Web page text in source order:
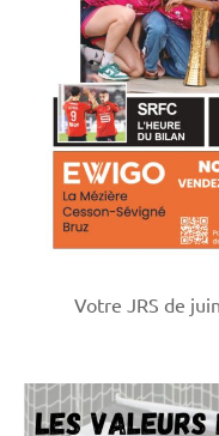
Votre JRS de